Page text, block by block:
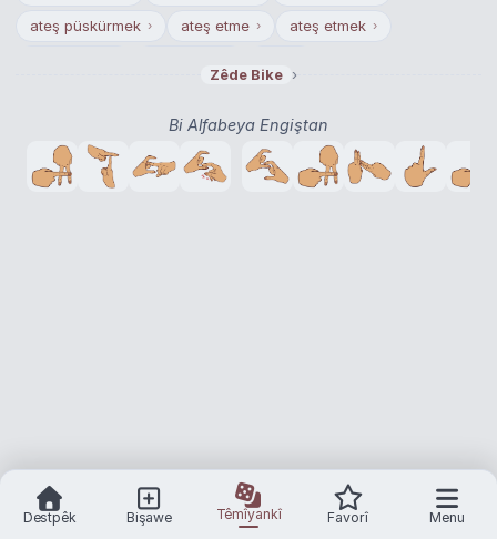
ateş püskürmek › ateş etme › ateş etmek ›
Zêde Bike ›
Bi Alfabeya Engiştan
Destpêk Bişawe Têmîyankî Favorî Menu